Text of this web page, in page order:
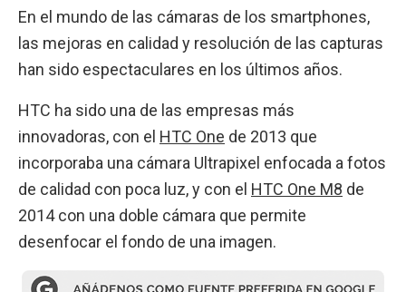
En el mundo de las cámaras de los smartphones,
las mejoras en calidad y resolución de las capturas
han sido espectaculares en los últimos años.
HTC ha sido una de las empresas más
innovadoras, con el HTC One de 2013 que
incorporaba una cámara Ultrapixel enfocada a fotos
de calidad con poca luz, y con el HTC One M8 de
2014 con una doble cámara que permite
desenfocar el fondo de una imagen.